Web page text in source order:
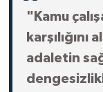
"Kamu
karşılığını
adaletin